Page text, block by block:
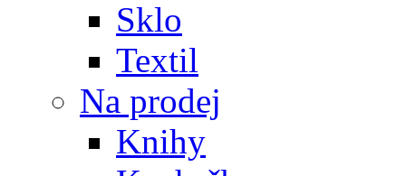
Sklo
Textil
Na prodej
Knihy